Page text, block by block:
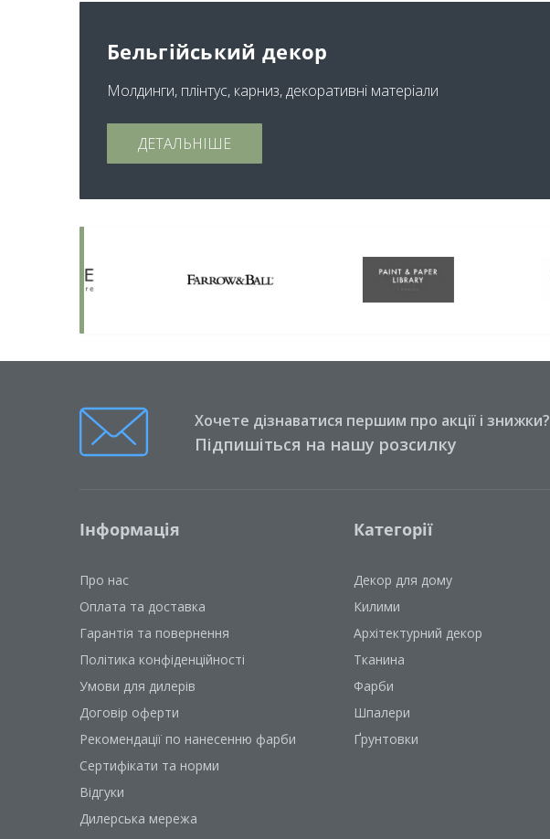
Бельгійський декор
Молдинги, плінтус, карниз, декоративні матеріали
ДЕТАЛЬНІШЕ
Хочете дізнаватися першим про акції і знижки?
Підпишіться на нашу розсилку
Інформація
Про нас
Оплата та доставка
Гарантія та повернення
Політика конфіденційності
Умови для дилерів
Договір оферти
Рекомендації по нанесенню фарби
Сертифікати та норми
Відгуки
Дилерська мережа
Категорії
Декор для дому
Килими
Архітектурний декор
Тканина
Фарби
Шпалери
Ґрунтовки